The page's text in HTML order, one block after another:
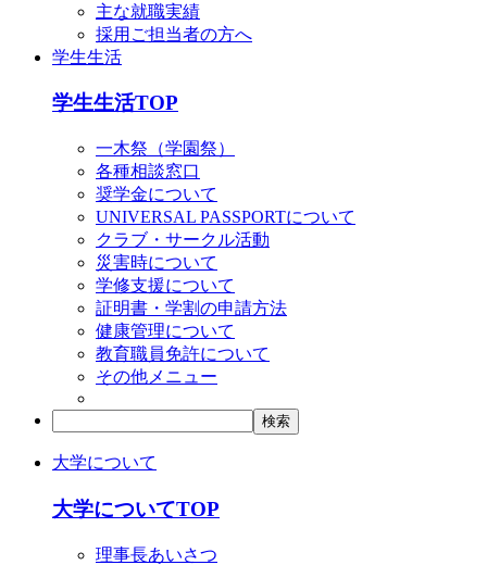
主な就職実績
採用ご担当者の方へ
学生生活
学生生活TOP
一木祭（学園祭）
各種相談窓口
奨学金について
UNIVERSAL PASSPORTについて
クラブ・サークル活動
災害時について
学修支援について
証明書・学割の申請方法
健康管理について
教育職員免許について
その他メニュー
大学について
大学についてTOP
理事長あいさつ